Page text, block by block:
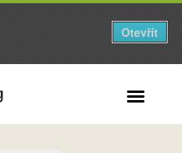
Otevřít